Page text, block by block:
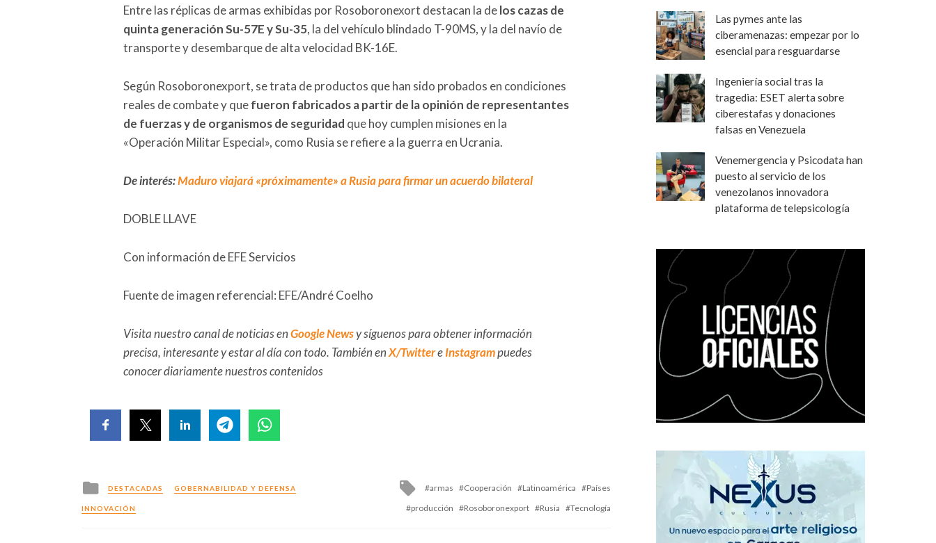
Entre las réplicas de armas exhibidas por Rosoboronexort destacan la delos cazas de
quinta generación Su-57E y Su-35, la del vehículo blindado T-90MS, y la del navío de
transporte y desembarque de alta velocidad BK-16E.
Según Rosoboronexport, se trata de productos que han sido probados en condiciones
reales de combate y quefueron fabricados a partir de la opinión de representantes
de fuerzas y de organismos de seguridad que hoy cumplen misiones en la
«Operación Militar Especial», como Rusia se refiere a la guerra en Ucrania.
De interés:Maduro viajará «próximamente» a Rusia para firmar un acuerdo bilateral
DOBLE LLAVE
Con información de EFE Servicios
Fuente de imagen referencial: EFE/André Coelho
Visita nuestro canal de noticias enGoogle Newsy síguenos para obtener información
precisa, interesante y estar al día con todo. También enX/TwittereInstagrampuedes
conocer diariamente nuestros contenidos
Posted
in
DESTACADAS GOBERNABILIDAD Y DEFENSA
INNOVACIÓN
Tagged
with
armas Cooperación Latinoamérica
Países
producción
Rosoboronexport Rusia Tecnología
Las pymes ante las
ciberamenazas: empezar por lo
esencial para resguardarse
Ingeniería social tras la
tragedia: ESET alerta sobre
ciberestafas y donaciones
falsas en Venezuela
Venemergencia y Psicodata han
puesto al servicio de los
venezolanos innovadora
plataforma de telepsicología